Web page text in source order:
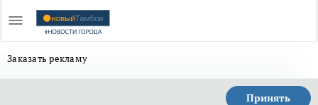
Заказать рекламу
Принять